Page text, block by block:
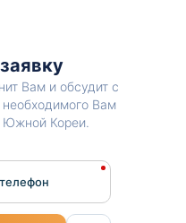
Вам и обсудит с
Вам
Южной Кореи.